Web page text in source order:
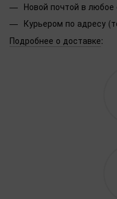
Новой почтой в любое
Курьером по адресу
Подробнее о доставке: